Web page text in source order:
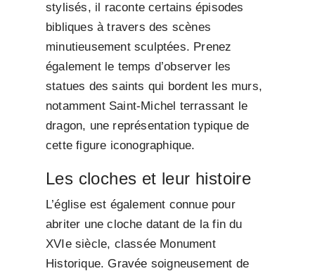
stylisés, il raconte certains épisodes
bibliques à travers des scènes
minutieusement sculptées. Prenez
également le temps d’observer les
statues des saints qui bordent les murs,
notamment Saint-Michel terrassant le
dragon, une représentation typique de
cette figure iconographique.
Les cloches et leur histoire
L’église est également connue pour
abriter une cloche datant de la fin du
XVIe siècle, classée Monument
Historique. Gravée soigneusement de